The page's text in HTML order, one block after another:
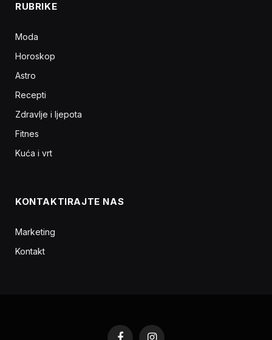
RUBRIKE
Moda
Horoskop
Astro
Recepti
Zdravlje i ljepota
Fitnes
Kuća i vrt
KONTAKTIRAJTE NAS
Marketing
Kontakt